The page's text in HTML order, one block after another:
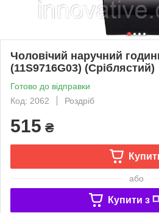
Чоловічий наручний
(11S9716G03) (Сріблястий)
Готово до відправки
Код: 2062
Роздріб
515 ₴
або
Купити з